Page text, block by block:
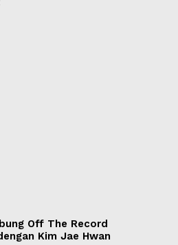
Off The Record
Kim Jae Hwan